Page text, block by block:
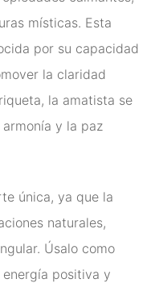
místicas. Esta
por su capacidad
la claridad
la amatista se
y la paz
única, ya que la
naturales,
Úsalo como
positiva y